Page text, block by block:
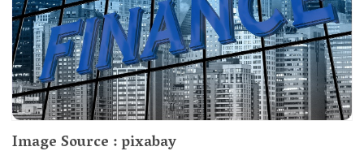
Image Source : pixabay